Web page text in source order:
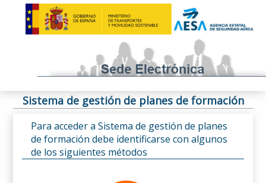
Sistema de gestión de planes de formación
Para acceder a Sistema de gestión de planes
de formación debe identificarse con algunos
de los siguientes métodos